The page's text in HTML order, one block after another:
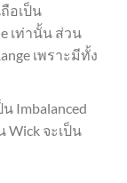
อเป็น
เท่านั้น ส่วน
เพราะมีทั้ง
Imbalanced
Wick จะเป็น